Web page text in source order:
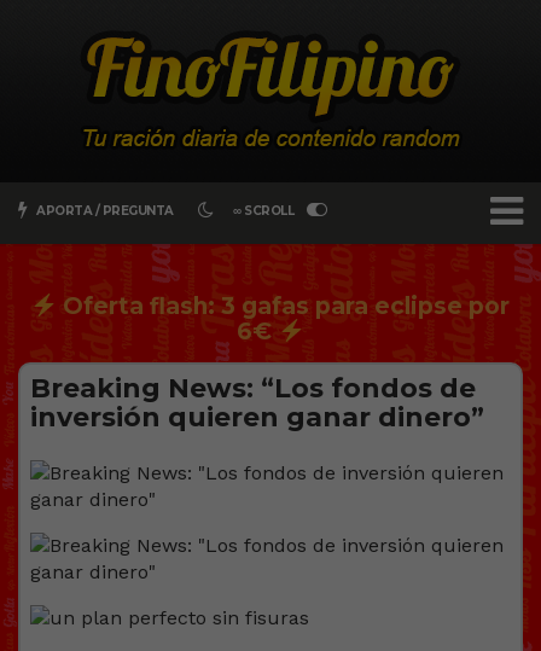
APORTA / PREGUNTA ∞ SCROLL
Oferta flash: 3 gafas para eclipse por
6€
Breaking News: “Los fondos de
inversión quieren ganar dinero”